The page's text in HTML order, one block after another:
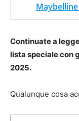
Maybelline
Continuate a
lista speciale con
2025.
Qualunque cosa